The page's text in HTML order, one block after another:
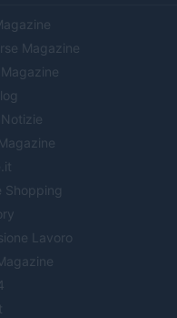
Magazine
Shopping
Lavoro